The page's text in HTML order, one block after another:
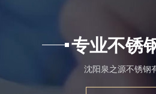
专业不锈
沈阳泉之源不锈钢